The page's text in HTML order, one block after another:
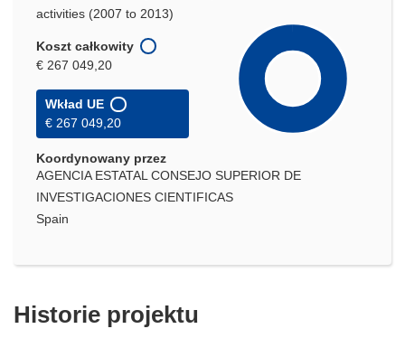
activities (2007 to 2013)
Koszt całkowity
€ 267 049,20
Wkład UE
€ 267 049,20
Koordynowany przez
AGENCIA ESTATAL CONSEJO SUPERIOR DE
INVESTIGACIONES CIENTIFICAS
Spain
Historie projektu